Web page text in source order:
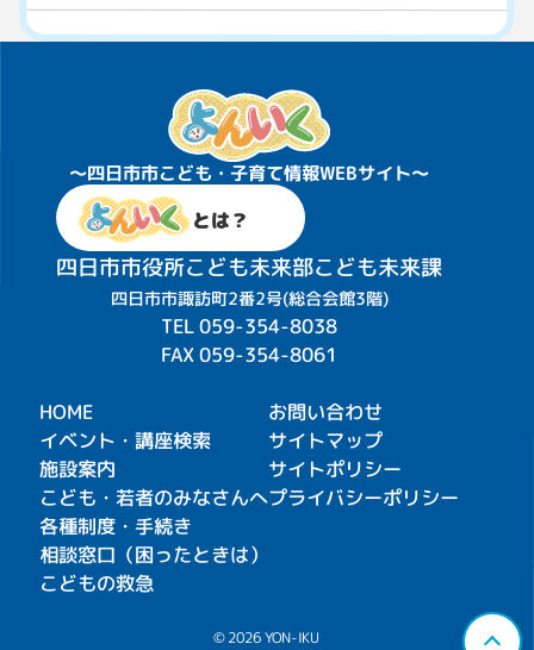
〜四日市市こども・子育て情報WEBサイト〜
とは？
四日市市役所こども未来部こども未来課
四日市市諏訪町2番2号(総合会館3階)
TEL059-354-8038
FAX 059-354-8061
HOME
イベント・講座検索
施設案内
こども・若者のみなさんへ
各種制度・手続き
相談窓口（困ったときは）
こどもの救急
お問い合わせ
サイトマップ
サイトポリシー
プライバシーポリシー
© 2026 YON-IKU